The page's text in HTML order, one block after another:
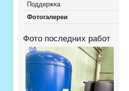
Поддержка
Фотогалереи
Фото последних работ